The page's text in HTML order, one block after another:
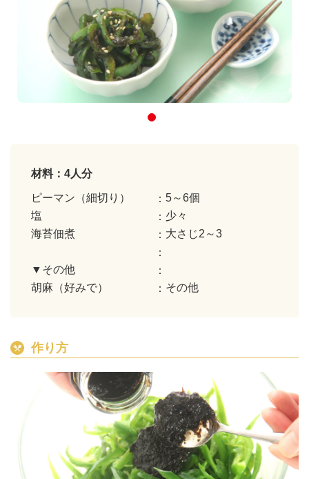
材料：4人分
ピーマン（細切り）
5～6個
塩
少々
海苔佃煮
大さじ2～3
▼その他
胡麻（好みで）
その他
作り方